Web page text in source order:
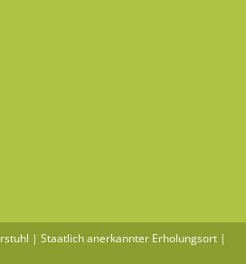
| Staatlich anerkannter Erholungsort |